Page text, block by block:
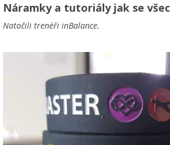
Náramky a tutoriály jak se
Natočili trenéři inBalance.